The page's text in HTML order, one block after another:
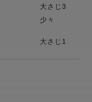
大さじ3
少々
大さじ1